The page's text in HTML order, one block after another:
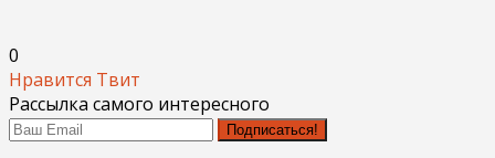
0
Нравится Твит
Рассылка самого интересного
Подписаться!